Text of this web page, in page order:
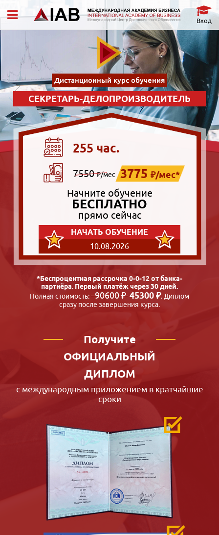
Вход
Дистанционный курс обучения
СЕКРЕТАРЬ-ДЕЛОПРОИЗВОДИТЕЛЬ
255 час.
7550₽/мес 3775 ₽/мес*
Начните обучение
БЕСПЛАТНО
прямо сейчас
НАЧАТЬ ОБУЧЕНИЕ
10.08.2026
*Беспроцентная рассрочка 0-0-12 от банка-
партнёра. Первый платёж через 30 дней.
Полная стоимость:90600 ₽45300 ₽. Диплом
сразу после завершения курса.
Получите
ОФИЦИАЛЬНЫЙ
ДИПЛОМ
с международным приложением в кратчайшие
сроки